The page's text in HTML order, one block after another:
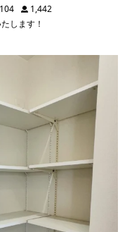
1,442
します！